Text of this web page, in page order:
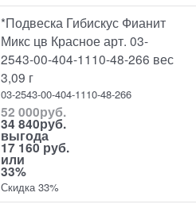
*Подвеска Гибискус Фианит
Микс цв Красное арт. 03-
2543-00-404-1110-48-266 вес
3,09 г
03-2543-00-404-1110-48-266
52 000руб.
34 840руб.
выгода
17 160 руб.
или
33%
Скидка 33%